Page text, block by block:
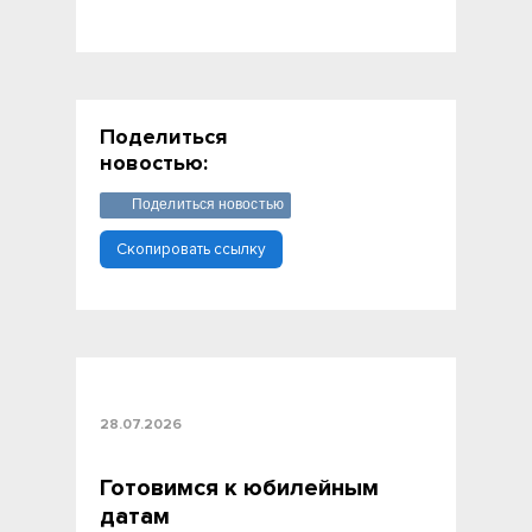
28.07.2026
Готовимся к юбилейным
датам
Поделиться
новостью:
Поделиться новостью
Скопировать ссылку